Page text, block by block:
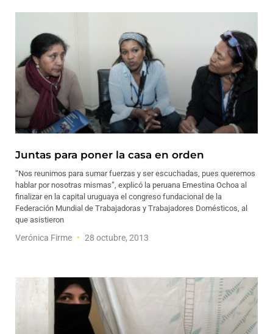
Juntas para poner la casa en orden
“Nos reunimos para sumar fuerzas y ser escuchadas, pues queremos
hablar por nosotras mismas”, explicó la peruana Ernestina Ochoa al
finalizar en la capital uruguaya el congreso fundacional de la
Federación Mundial de Trabajadoras y Trabajadores Domésticos, al
que asistieron
Verónica Firme 28 octubre, 2013